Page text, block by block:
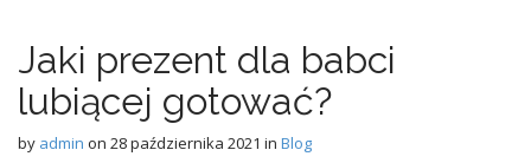
Jaki prezent dla babci
lubiącej gotować?
by admin on 28 października 2021 in Blog